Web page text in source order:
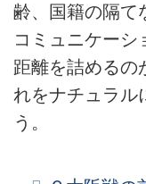
齢、国籍の隔て
コミュニケーシ
距離を詰めるの
れをナチュラル
う。